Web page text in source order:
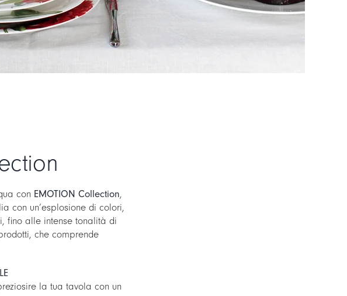
con EMOTION Collection,
con un’esplosione di colori,
fino alle intense tonalità di
che comprende
la tua tavola con un